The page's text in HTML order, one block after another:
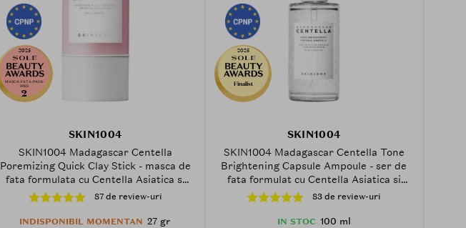
2025
MASCA-FATA-PADS-
2025
2
SKIN1004
SKIN1004 Madagascar Centella
Poremizing Quick Clay Stick - masca de
fata formulata cu Centella Asiatica si
argila, care contribuie la indepartarea
murdariei si sebumului din pori si la
mentinerea pielii hidratate - 27 gr
87 de review-uri
INDISPONIBIL MOMENTAN 27 gr
2025
Finalist
SKIN1004
SKIN1004 Madagascar Centella Tone
Brightening Capsule Ampoule - ser de
fata formulat cu Centella Asiatica si
niacinamida, care contribuie la
iluminarea si uniformizarea tenului -
100 ml
83 de review-uri
IN STOC 100 ml